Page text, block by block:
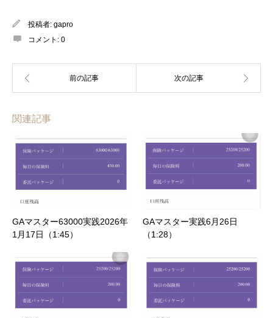
投稿者: gapro
コメント: 0
関連記事
GAマスター63000実践2026年
1月17日（1:45）
GAマスター実践6月26日
（1:28）